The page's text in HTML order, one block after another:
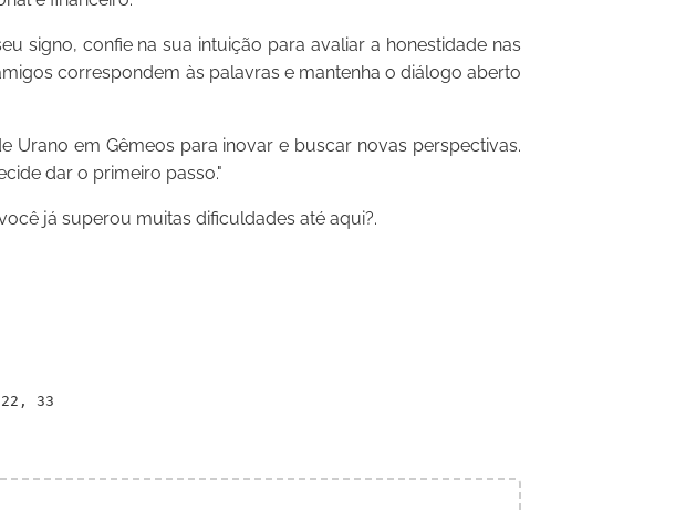
signo, confie na sua intuição para avaliar a honestidade nas
correspondem às palavras e mantenha o diálogo aberto
Urano em Gêmeos para inovar e buscar novas perspectivas.
dar o primeiro passo."
já superou muitas dificuldades até aqui?.
33